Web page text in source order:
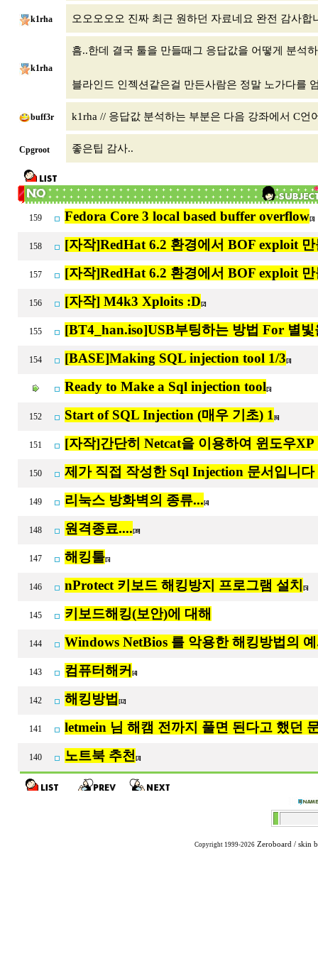
k1rha 오오오오오 진짜 최근 원하던 자료네요 완전 감사합
k1rha
흠..한데 결국 툴을 만들때그 응답값을 어떻게 분석
블라인드 인젝션같은걸 만든사람은 정말 노가다를
buff3r k1rha // 응답값 분석하는 부분은 다음 강좌에서 C
Cpgroot 좋은팁 감사..
159 Fedora Core 3 local based buffer overflow[3]
158 [자작]RedHat 6.2 환경에서 BOF exploit 만
157 [자작]RedHat 6.2 환경에서 BOF exploit 만
156 [자작] M4k3 Xploits :D [2]
155 [BT4_han.iso]USB부팅하는 방법 For 별빛
154 [BASE]Making SQL injection tool 1/3 [3]
Ready to Make a Sql injection tool[5]
152 Start of SQL Injection (매우 기초) 1 [6]
151 [자작]간단히 Netcat을 이용하여 윈도우XP
150 제가 직접 작성한 Sql Injection 문서입니다
149 리눅스 방화벽의 종류... [4]
148 원격종료.... [39]
147 해킹툴[5]
146 nProtect 키보드 해킹방지 프로그램 설치 [5]
145 키보드해킹(보안)에 대해
144 Windows NetBios 를 악용한 해킹방법의
143 컴퓨터해커 [4]
142 해킹방법 [12]
141 letmein 님 해캠 전까지 풀면 된다고 했던
140 노트북 추천 [3]
Copyright 1999-2026 Zeroboard / skin